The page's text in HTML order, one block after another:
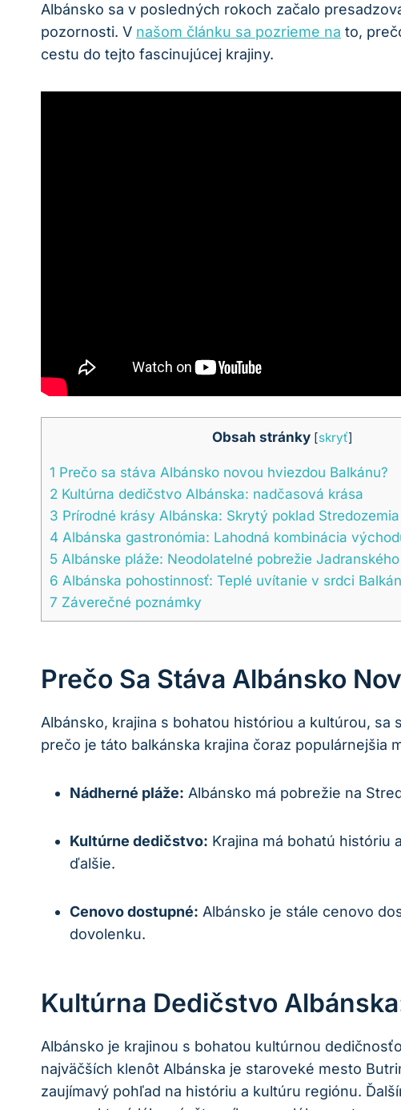
Albánsko sa v posledných rokoch začalo
pozornosti. V našom článku sa pozrieme na to,
cestu do tejto fascinujúcej krajiny.
Obsah stránky [skryť]
1 Prečo sa stáva Albánsko novou hviezdou Balkánu?
2 Kultúrna dedičstvo Albánska: nadčasová krása
3 Prírodné krásy Albánska: Skrytý poklad Stredozemia
4 Albánska gastronómia: Lahodná kombinácia
5 Albánske pláže: Neodolatelné pobrežie
6 Albánska pohostinnosť: Teplé uvítanie v srdci
7 Záverečné poznámky
Prečo Sa Stáva Albánsko
Albánsko, krajina s bohatou históriou a kultúrou,
prečo je táto balkánska krajina čoraz populárnejšia
Nádherné pláže: Albánsko má pobrežie na
Kultúrne dedičstvo: Krajina má bohatú históriu
ďalšie.
Cenovo dostupné: Albánsko je stále cenovo
dovolenku.
Kultúrna Dedičstvo
Albánsko je krajinou s bohatou kultúrnou
najväčších klenôt Albánska je staroveké mesto
zaujímavý pohľad na históriu a kultúru regiónu.